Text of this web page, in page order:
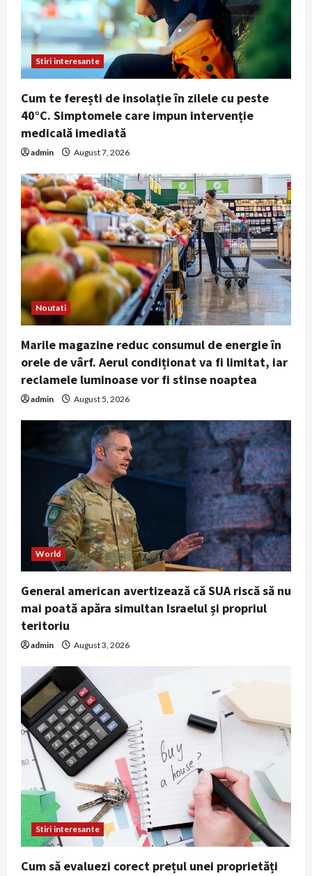
Stiri interesante
Cum te ferești de insolație în zilele cu peste
40°C. Simptomele care impun intervenție
medicală imediată
admin August 7, 2026
Noutati
Marile magazine reduc consumul de energie în
orele de vârf. Aerul condiționat va fi limitat, iar
reclamele luminoase vor fi stinse noaptea
admin August 5, 2026
World
General american avertizează că SUA riscă să nu
mai poată apăra simultan Israelul și propriul
teritoriu
admin August 3, 2026
Stiri interesante
Cum să evaluezi corect prețul unei proprietăți